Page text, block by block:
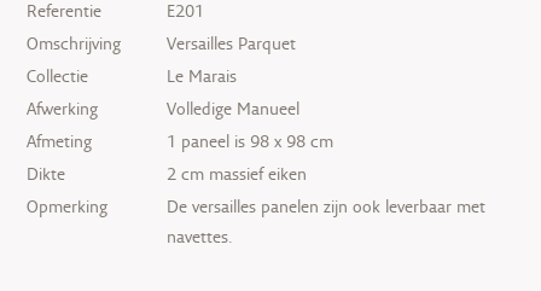
Referentie
E201
Omschrijving
Versailles Parquet
Collectie
Le Marais
Afwerking
Volledige Manueel
Afmeting
1 paneel is 98 x 98 cm
Dikte
2 cm massief eiken
Opmerking
De versailles panelen zijn ook leverbaar met
navettes.